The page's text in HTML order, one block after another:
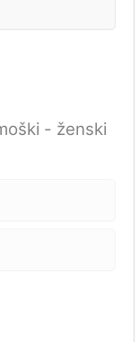
- ženski